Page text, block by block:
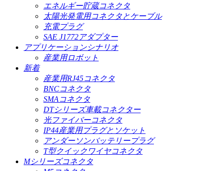
エネルギー貯蔵コネクタ
太陽光発電用コネクタとケーブル
充電プラグ
SAE J1772アダプター
アプリケーションシナリオ
産業用ロボット
新着
産業用RJ45コネクタ
BNCコネクタ
SMAコネクタ
DTシリーズ車載コネクター
光ファイバーコネクタ
IP44産業用プラグとソケット
アンダーソンバッテリープラグ
T型クイックワイヤコネクタ
Mシリーズコネクタ